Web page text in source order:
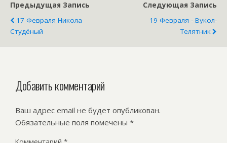
Предыдущая Запись
17 Февраля Никола
Студёный
Следующая Запись
19 Февраля - Вукол-
Телятник
Добавить комментарий
Ваш адрес email не будет опубликован.
Обязательные поля помечены *